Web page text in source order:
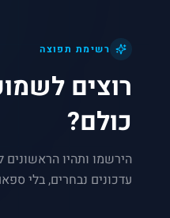
רשימת תפוצה
רוצים
כולם?
הירשמו ותהיו
עדכונים נבחרים, בלי